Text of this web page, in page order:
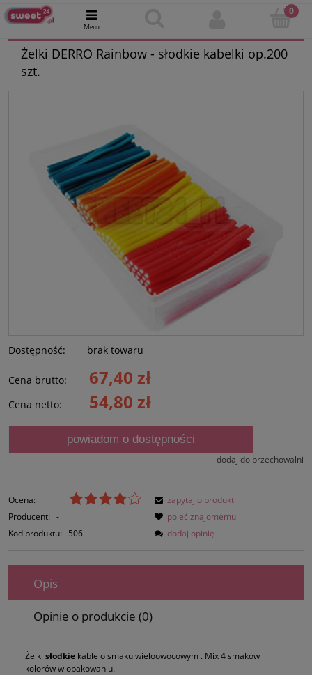
Żelki DERRO Rainbow - słodkie kabelki op.200
szt.
Dostępność: brak towaru
Cena brutto: 67,40 zł
Cena netto: 54,80 zł
powiadom o dostępności
dodaj do przechowalni
Ocena:
Producent: -
Kod produktu:
506
zapytaj o produkt
poleć znajomemu
dodaj opinię
Opis
Opinie o produkcie (0)
Żelki słodkie kable o smaku wieloowocowym . Mix 4 smaków i
kolorów w opakowaniu.